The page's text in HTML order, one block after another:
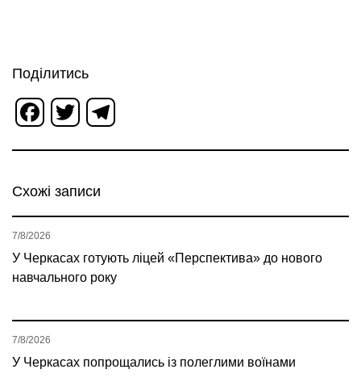
Поділитись
Facebook
Twitter
Схожі записи
У Черкасах готують ліцей «Перспектива» до нового
навчального року
7/8/2026
У Черкасах попрощались із полеглими воїнами
7/8/2026